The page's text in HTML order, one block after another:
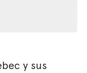
y sus